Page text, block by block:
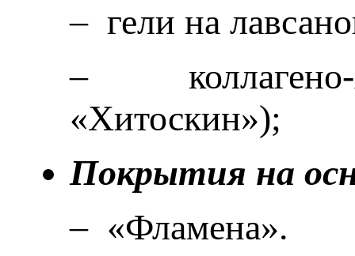
– гели на
– коллагено-
«Хитоскин»);
Покрытия на
– «Фламена».